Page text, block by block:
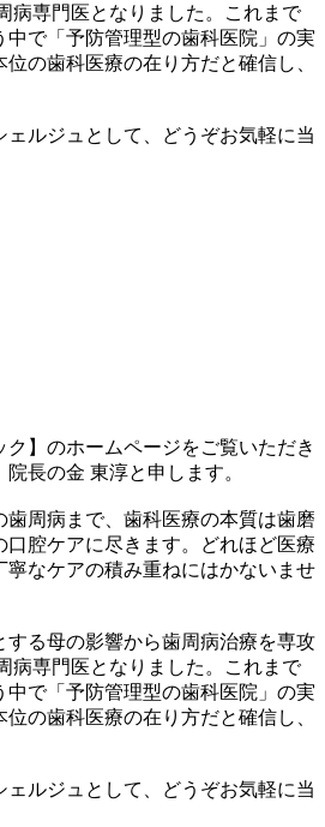
病専門医となりました。これまで
で「予防管理型の歯科医院」の実
の歯科医療の在り方だと確信し、
ェルジュとして、どうぞお気軽に当
ク】のホームページをご覧いただき
長の金 東淳と申します。
周病まで、歯科医療の本質は歯磨
口腔ケアに尽きます。どれほど医療
寧なケアの積み重ねにはかないませ
する母の影響から歯周病治療を専攻
病専門医となりました。これまで
で「予防管理型の歯科医院」の実
の歯科医療の在り方だと確信し、
ェルジュとして、どうぞお気軽に当